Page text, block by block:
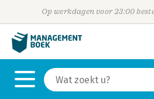
Op werkdagen voor 23:00